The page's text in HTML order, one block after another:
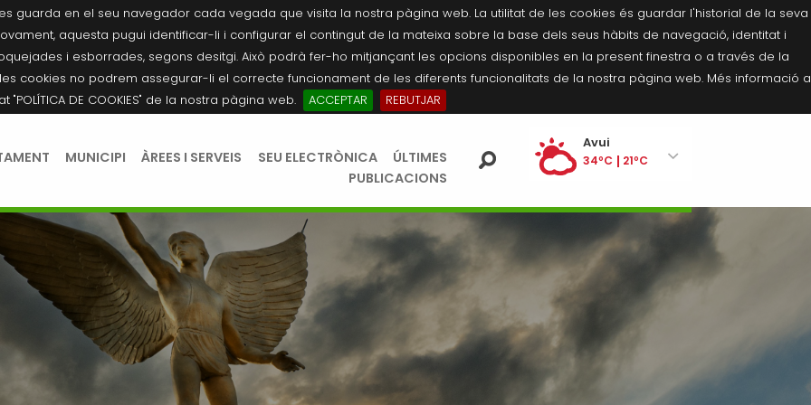
guarda en el seu navegador cada vegada que visita la nostra pàgina web. La utilitat de les cookies és guardar l'historial de la seva
aquesta pugui identificar-li i configurar el contingut de la mateixa sobre la base dels seus hàbits de navegació, identitat i
i esborrades, segons desitgi. Això podrà fer-ho mitjançant les opcions disponibles en la present finestra o a través de la
cookies no podrem assegurar-li el correcte funcionament de les diferents funcionalitats de la nostra pàgina web. Més informació a
"POLÍTICA DE COOKIES" de la nostra pàgina web.
ACCEPTAR
REBUTJAR
MUNICIPI ÀREES I SERVEIS SEU ELECTRÒNICA
ÚLTIMES
PUBLICACIONS
Avui
34ºC 21ºC
35ºC 21ºC
Dilluns
35ºC
21ºC